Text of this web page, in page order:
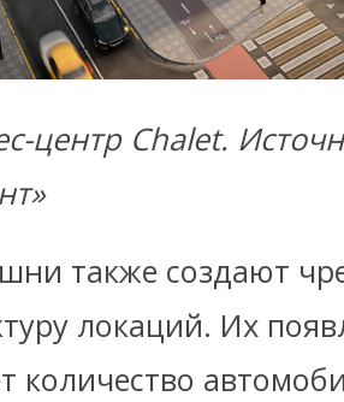
центр Chalet.
также создают
локаций. Их
количество